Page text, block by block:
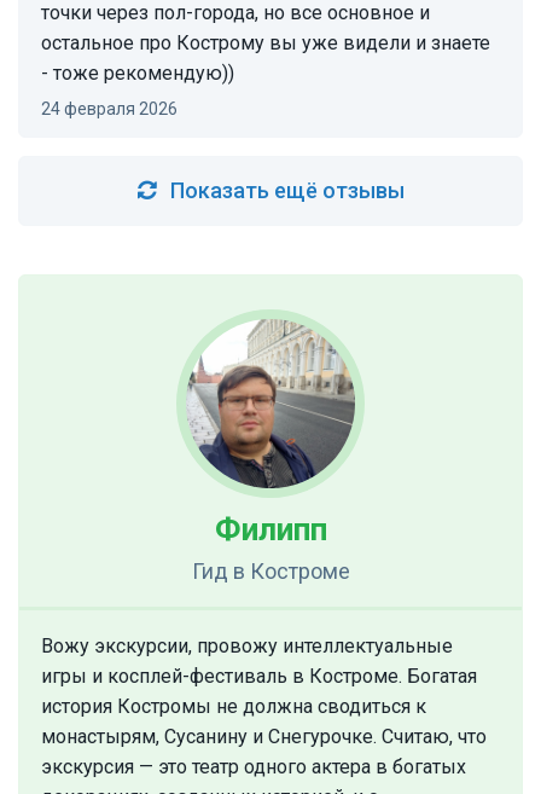
точки через пол-города, но все основное и
остальное про Кострому вы уже видели и знаете
- тоже рекомендую))
24 февраля 2026
Показать ещё отзывы
Филипп
Гид в Костроме
Вожу экскурсии, провожу интеллектуальные
игры и косплей-фестиваль в Костроме. Богатая
история Костромы не должна сводиться к
монастырям, Сусанину и Снегурочке. Считаю, что
экскурсия — это театр одного актера в богатых